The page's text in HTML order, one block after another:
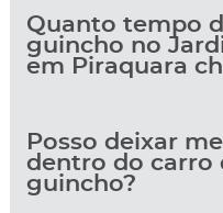
Quanto tempo
guincho no
em Piraquara
Posso deixar
dentro do carro
guincho?